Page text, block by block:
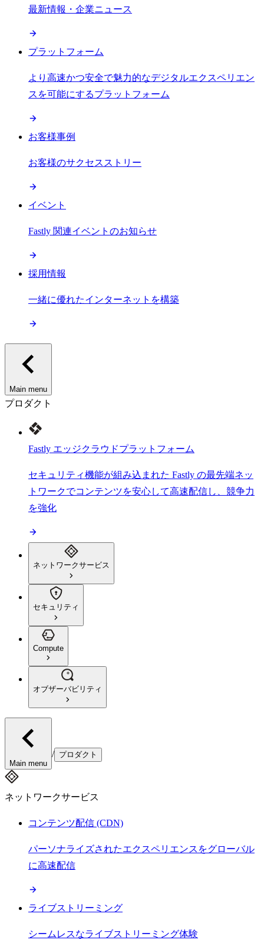
最新情報・企業ニュース
プラットフォーム
より高速かつ安全で魅力的なデジタルエクスペリエン
スを可能にするプラットフォーム
お客様事例
お客様のサクセスストリー
イベント
Fastly 関連イベントのお知らせ
採用情報
一緒に優れたインターネットを構築
Main menu
プロダクト
Fastly エッジクラウドプラットフォーム
セキュリティ機能が組み込まれた Fastly の最先端ネッ
トワークでコンテンツを安心して高速配信し、競争力
を強化
ネットワークサービス
セキュリティ
Compute
オブザーバビリティ
Main menu
/ プロダクト
ネットワークサービス
コンテンツ配信 (CDN)
パーソナライズされたエクスペリエンスをグローバル
に高速配信
ライブストリーミング
シームレスなライブストリーミング体験